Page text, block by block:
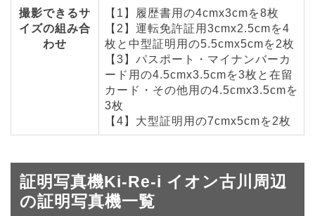
撮影できるサ
イズの組み合
わせ
【1】履歴書用の4cmx3cmを8枚
【2】運転免許証用3cmx2.5cmを4
枚と中型証明用の5.5cmx5cmを2枚
【3】パスポート・マイナンバーカ
ード用の4.5cmx3.5cmを3枚と在留
カード・その他用の4.5cmx3.5cmを
3枚
【4】大型証明用の7cmx5cmを2枚
証明写真機Ki-Re-i イオン古川周辺
の証明写真機一覧